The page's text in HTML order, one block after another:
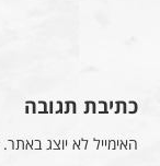
כתיבת תגובה
האימייל לא יוצג באתר.